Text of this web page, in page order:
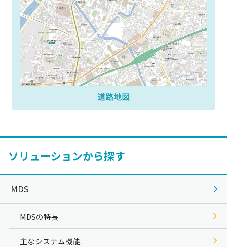
ソリューションから探す
MDS
MDSの特長
主なシステム機能